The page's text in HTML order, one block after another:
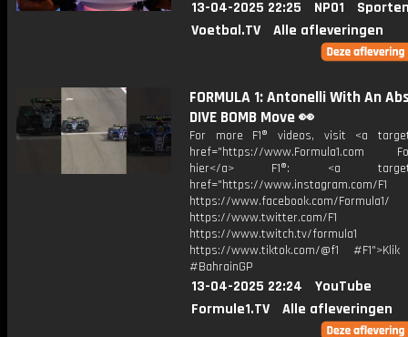
13-04-2025 22:25 NPO1
Voetbal.TV
Alle afleveringen
FORMULA 1: Antonelli With An
DIVE BOMB Move 👀
For more F1® videos, visit <a
href="https://www.Formula1.com
hier</a> F1®: <a
href="https://www.instagram.com/F1
https://www.facebook.com/Formula1/
https://www.twitter.com/F1
https://www.twitch.tv/formula1
https://www.tiktok.com/@f1
#BahrainGP
13-04-2025 22:24
YouTube
Formule1.TV
Alle afleveringen